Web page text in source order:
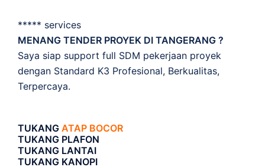
***** services
MENANG TENDER PROYEK DI TANGERANG ?
Saya siap support full SDM pekerjaan proyek
dengan Standard K3 Profesional, Berkualitas,
Terpercaya.
TUKANG ATAP BOCOR
TUKANG PLAFON
TUKANG LANTAI
TUKANG KANOPI